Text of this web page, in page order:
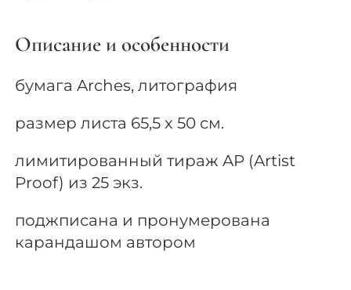
Описание и особенности
бумага Arches, литография
размер листа 65,5 х 50 см.
лимитированный тираж AP (Artist
Proof) из 25 экз.
поджписана и пронумерована
карандашом автором